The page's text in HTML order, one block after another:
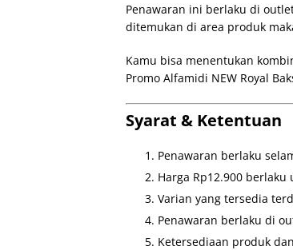
Penawaran ini berlaku di
ditemukan di area produk
Kamu bisa menentukan
Promo Alfamidi NEW Royal
Syarat & Ketentuan
Penawaran berlaku
Harga Rp12.900 berlaku
Varian yang tersedia
Penawaran berlaku di
Ketersediaan produk